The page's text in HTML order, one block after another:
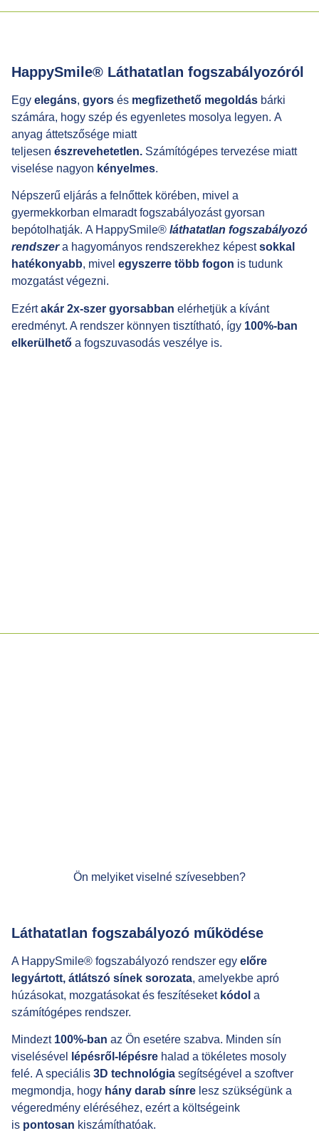
HappySmile® Láthatatlan fogszabályozóról
Egy elegáns, gyors és megfizethető megoldás bárki
számára, hogy szép és egyenletes mosolya legyen. A
anyag áttetszősége miatt
teljesen észrevehetetlen. Számítógépes tervezése miatt
viselése nagyon kényelmes.
Népszerű eljárás a felnőttek körében, mivel a
gyermekkorban elmaradt fogszabályozást gyorsan
bepótolhatják. A HappySmile® láthatatlan fogszabályozó
rendszera hagyományos rendszerekhez képestsokkal
hatékonyabb, mivel egyszerre több fogon is tudunk
mozgatást végezni.
Ezértakár 2x-szer gyorsabban elérhetjük a kívánt
eredményt. A rendszer könnyen tisztítható, így 100%-ban
elkerülhető a fogszuvasodás veszélye is.
Ön melyiket viselné szívesebben?
Láthatatlan fogszabályozó működése
A HappySmile® fogszabályozó rendszer egy előre
legyártott, átlátszó sínek sorozata, amelyekbe apró
húzásokat, mozgatásokat és feszítéseket kódol a
számítógépes rendszer.
Mindezt 100%-ban az Ön esetére szabva. Minden sín
viselésével
lépésről-lépésre halad a tökéletes mosoly
felé. A speciális 3D technológia segítségével a szoftver
megmondja, hogy hány darab sínre lesz szükségünk a
végeredmény eléréséhez, ezért a költségeink
is pontosan kiszámíthatóak.